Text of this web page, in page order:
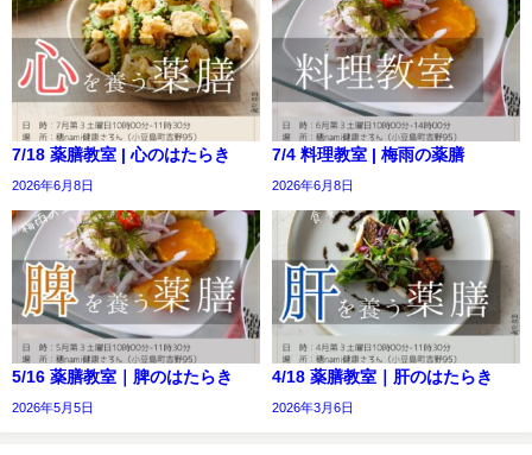
7/18 薬膳教室 | 心のはたらき
2026年6月8日
7/4 料理教室 | 梅雨の薬膳
2026年6月8日
5/16 薬膳教室｜脾のはたらき
2026年5月5日
4/18 薬膳教室｜肝のはたらき
2026年3月6日